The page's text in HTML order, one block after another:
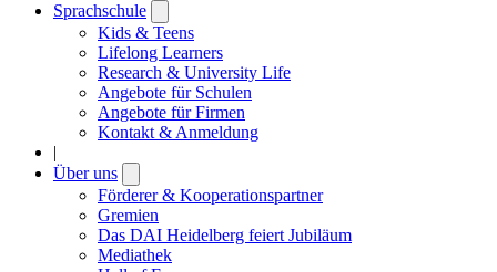
Sprachschule
submenu
Kids & Teens
Lifelong Learners
Research & University Life
Angebote für Schulen
Angebote für Firmen
Kontakt & Anmeldung
|
Über uns
submenu
Förderer & Kooperationspartner
Gremien
Das DAI Heidelberg feiert Jubiläum
Mediathek